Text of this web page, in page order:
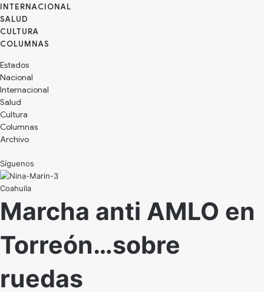
INTERNACIONAL
SALUD
CULTURA
Estados
Nacional
Internacional
Salud
Cultura
Archivo
Síguenos
Coahuila
Marcha anti AMLO en
Torreón…sobre
ruedas